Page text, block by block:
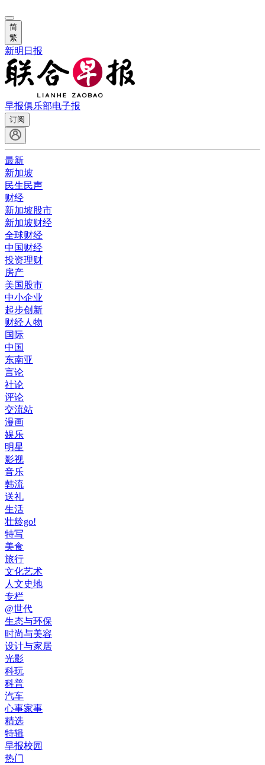
简
繁
新明日报
早报俱乐部电子报
订阅
最新
新加坡
民生民声
财经
新加坡股市
新加坡财经
全球财经
中国财经
投资理财
房产
美国股市
中小企业
起步创新
财经人物
国际
中国
东南亚
言论
社论
评论
交流站
漫画
娱乐
明星
影视
音乐
韩流
送礼
生活
壮龄go!
特写
美食
旅行
文化艺术
人文史地
专栏
@世代
生态与环保
时尚与美容
设计与家居
光影
科玩
科普
汽车
心事家事
精选
特辑
早报校园
热门